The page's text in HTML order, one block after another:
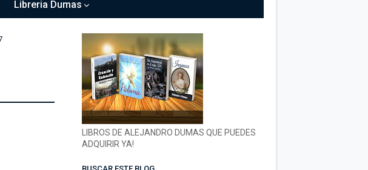
Libreria Dumas
LIBROS DE ALEJANDRO DUMAS QUE PUEDES
ADQUIRIR YA!